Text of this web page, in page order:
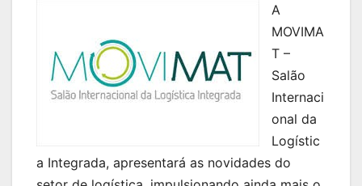
A
MOVIMA
T –
Salão
Internaci
onal da
Logístic
a Integrada, apresentará as novidades do